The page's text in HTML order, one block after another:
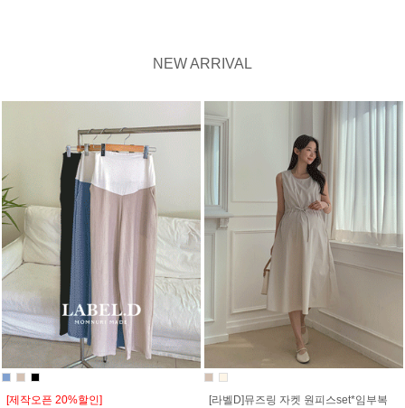
NEW ARRIVAL
[제작오픈 20%할인]
[라벨D]뮤즈링 자켓 원피스set*임부복